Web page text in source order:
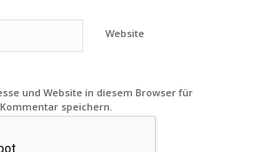
Website
und Website in diesem Browser für
speichern.